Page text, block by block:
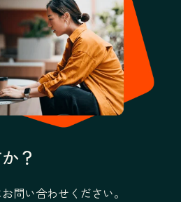
？
問い合わせください。